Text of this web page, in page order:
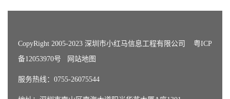
CopyRight 2005-2023 深圳市小红马信息工程有限公司 粤ICP
备12053970号
网站地图
服务热线：0755-26075544